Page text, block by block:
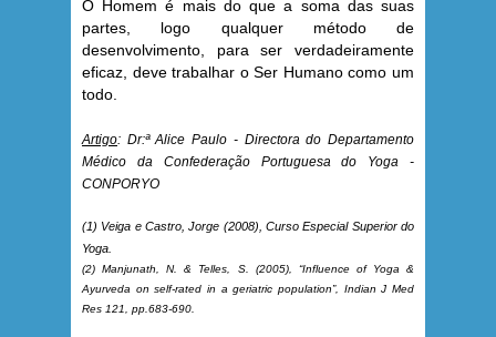
O Homem é mais do que a soma das suas
partes, logo qualquer método de
desenvolvimento, para ser verdadeiramente
eficaz, deve trabalhar o Ser Humano como um
todo.
Artigo: Dr:ª Alice Paulo - Directora do Departamento
Médico da Confederação Portuguesa do Yoga -
CONPORYO
(1) Veiga e Castro, Jorge (2008), Curso Especial Superior do
Yoga.
(2) Manjunath, N. & Telles, S. (2005), “Influence of Yoga &
Ayurveda on self-rated in a geriatric population”, Indian J Med
Res 121 , pp.683-690.